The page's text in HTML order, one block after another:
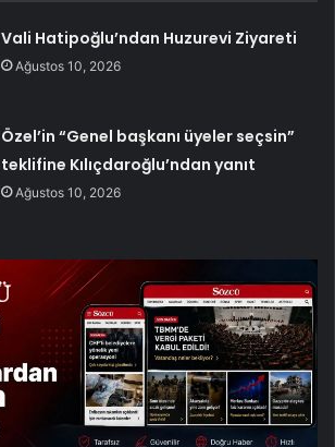
Vali Hatipoğlu’ndan Huzurevi Ziyareti
Ağustos 10, 2026
Özel’in “Genel başkanı üyeler seçsin”
teklifine Kılıçdaroğlu’ndan yanıt
Ağustos 10, 2026